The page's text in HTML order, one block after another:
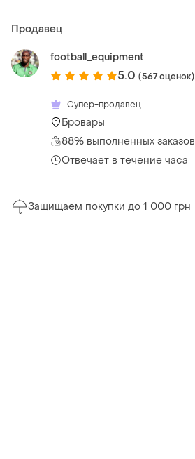
Продавец
football_equipment
5.0 (567 оценок)
Супер-продавец
Бровары
88% выполненных заказов
Отвечает в течение часа
Защищаем покупки до 1 000 грн